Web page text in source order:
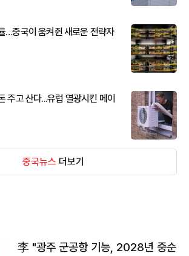
…중국이 움켜쥔 새로운 전략자
주고 산다...유럽 열광시킨 메이
중국뉴스 더보기
李 "광주 군공항 기능, 2028년 중순